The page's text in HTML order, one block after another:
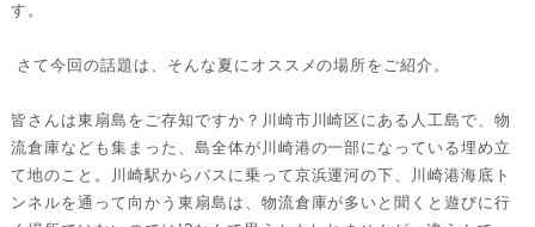
す。
さて今回の話題は、そんな夏にオススメの場所をご紹介。
皆さんは東扇島をご存知ですか？川崎市川崎区にある人工島で、物
流倉庫なども集まった、島全体が川崎港の一部になっている埋め立
て地のこと。川崎駅からバスに乗って京浜運河の下、川崎港海底ト
ンネルを通って向かう東扇島は、物流倉庫が多いと聞くと遊びに行